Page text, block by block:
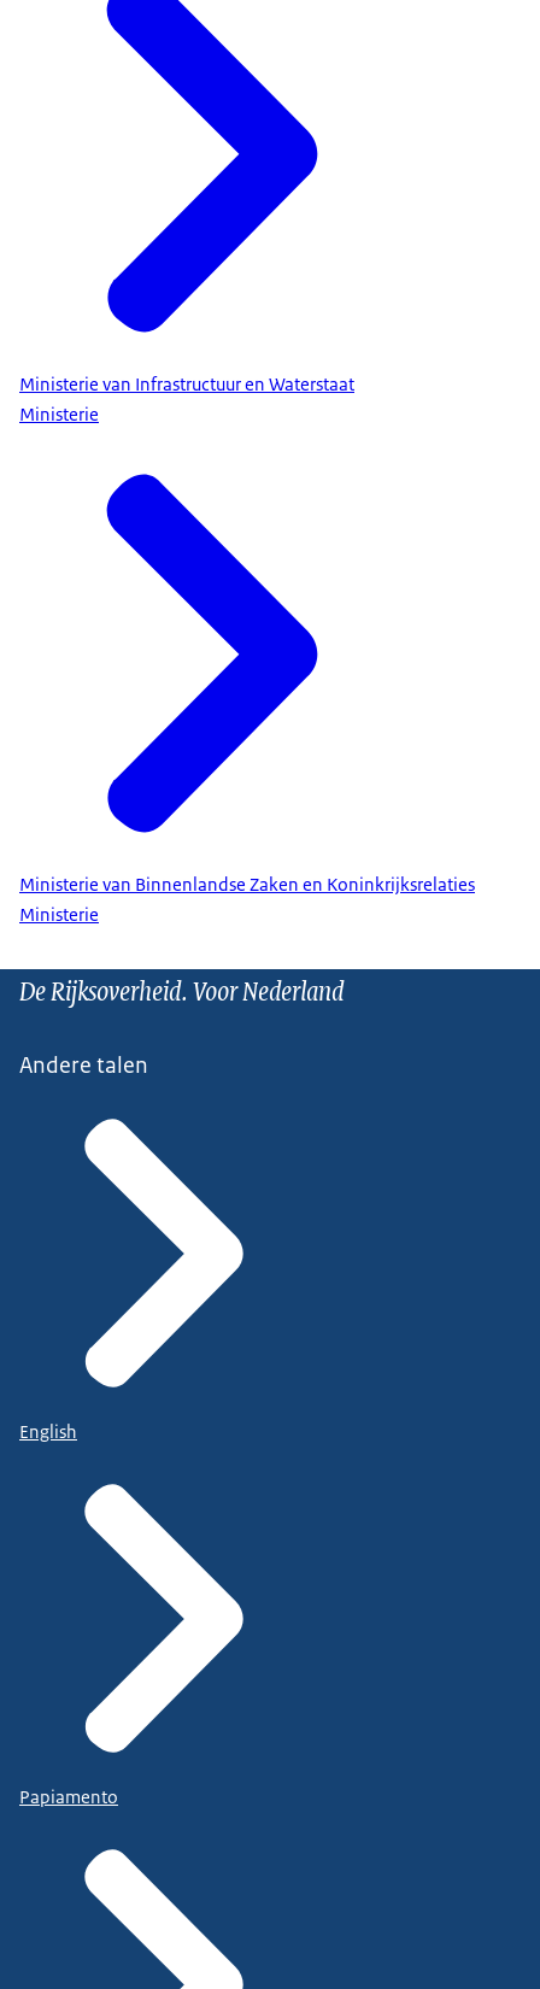
Ministerie van Infrastructuur en Waterstaat
Ministerie
Ministerie van Binnenlandse Zaken en Koninkrijksrelaties
Ministerie
De Rijksoverheid. Voor Nederland
Andere talen
English
Papiamento